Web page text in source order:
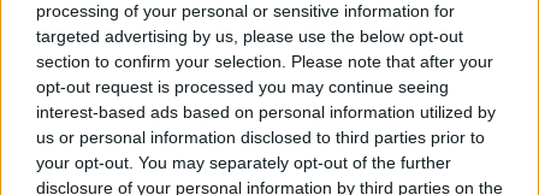
processing of your personal or sensitive information for
targeted advertising by us, please use the below opt-out
section to confirm your selection. Please note that after your
opt-out request is processed you may continue seeing
interest-based ads based on personal information utilized by
us or personal information disclosed to third parties prior to
your opt-out. You may separately opt-out of the further
disclosure of your personal information by third parties on the
DJI Osmo Pocket 4P
släppt – får 10-bitars D-
Log 2 & 3x optisk zoom
Sony lägger bud på